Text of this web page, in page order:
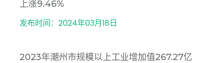
上涨9.46%
发布时间：2024年03月18日
2023年潮州市规模以上工业增加值267.27亿